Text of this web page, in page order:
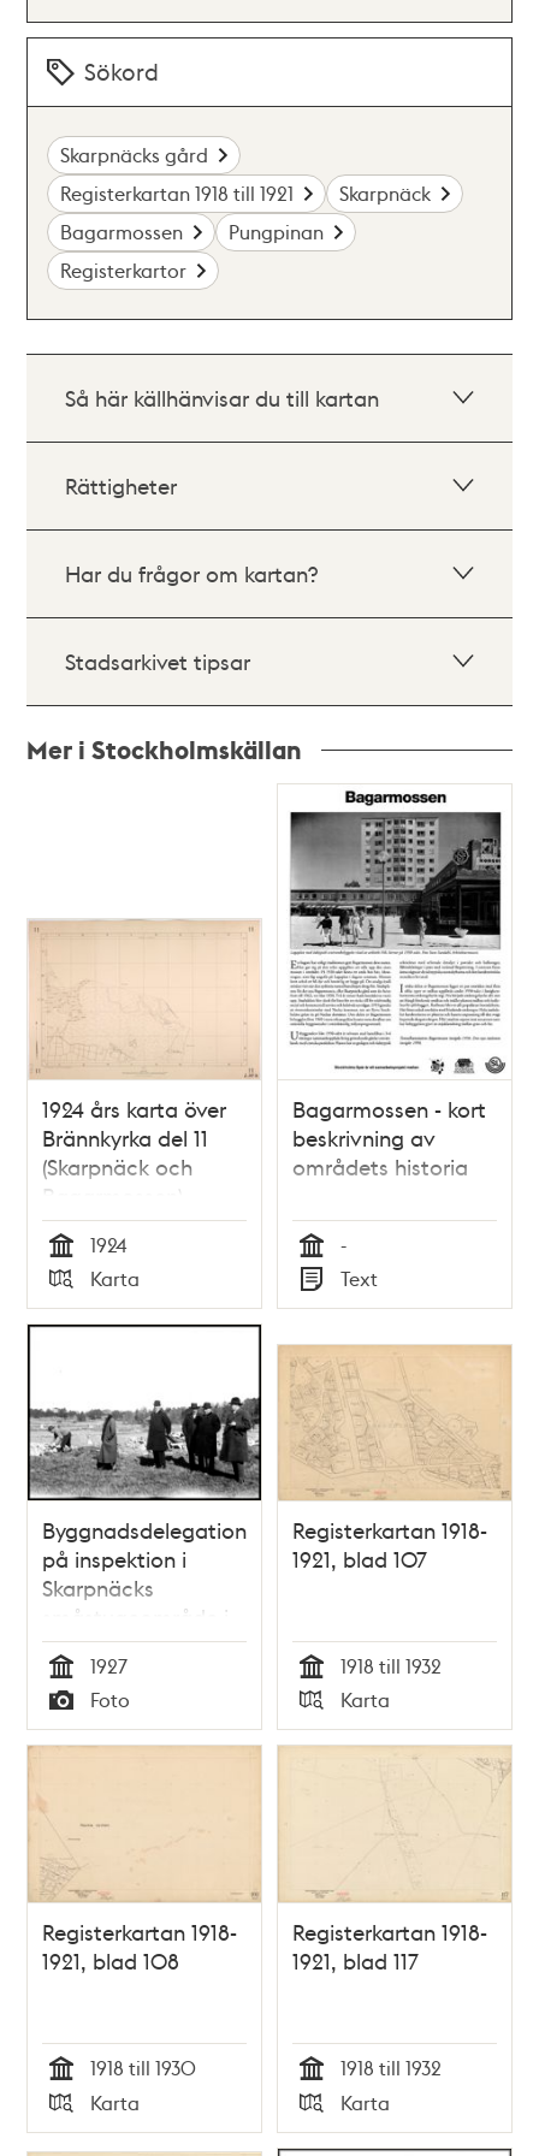
Sökord
Skarpnäcks gård
Registerkartan 1918 till 1921
Skarpnäck
Bagarmossen
Pungpinan
Registerkartor
Så här källhänvisar du till kartan
Rättigheter
Har du frågor om kartan?
Stadsarkivet tipsar
Mer i Stockholmskällan
1924 års karta över
Brännkyrka del 11
(Skarpnäck och
Bagarmossen)
Tid
1924
Typ
Karta
Bagarmossen - kort
beskrivning av
områdets historia
Tid
-
Typ
Text
Byggnadsdelegation
på inspektion i
Skarpnäcks
småstugeområde i
slutet av april.
Tid
1927
Typ
Foto
Registerkartan 1918-
1921, blad 107
Tid
1918 till 1932
Typ
Karta
Registerkartan 1918-
1921, blad 108
Tid
1918 till 1930
Typ
Karta
Registerkartan 1918-
1921, blad 117
Tid
1918 till 1932
Typ
Karta